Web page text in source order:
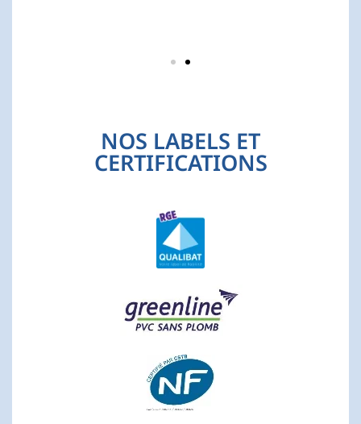
NOS LABELS ET
CERTIFICATIONS